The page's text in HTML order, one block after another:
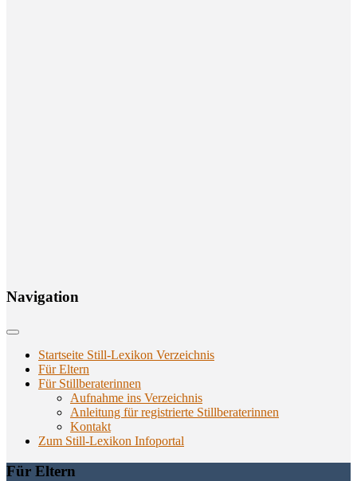
Navi­ga­ti­on
Startseite Still-Lexikon Verzeichnis
Für Eltern
Für Stillberaterinnen
Aufnahme ins Verzeichnis
Anlei­tung für regis­trier­te Stillberaterinnen
Kon­takt
Zum Still-Lexikon Infoportal
Für Eltern